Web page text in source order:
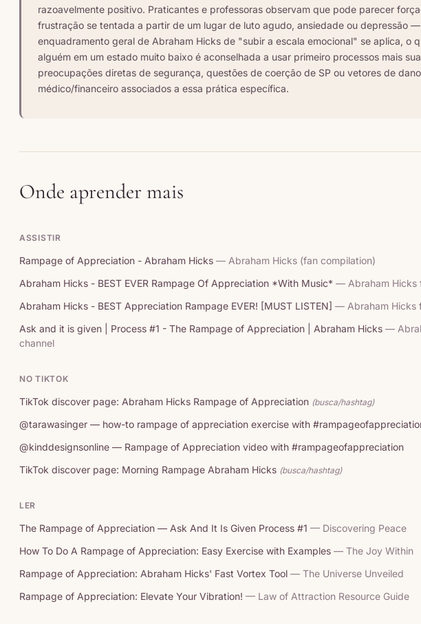
razoavelmente positivo. Praticantes e professoras observam que pode parecer
frustração se tentada a partir de um lugar de luto agudo, ansiedade ou depressão
enquadramento geral de Abraham Hicks de "subir a escala emocional" se aplica, o
alguém em um estado muito baixo é aconselhada a usar primeiro processos mais
preocupações diretas de segurança, questões de coerção de SP ou vetores de dano
médico/financeiro associados a essa prática específica.
Onde aprender mais
ASSISTIR
Rampage of Appreciation - Abraham Hicks — Abraham Hicks (fan compilation)
Abraham Hicks - BEST EVER Rampage Of Appreciation *With Music* — Abraham Hicks
Abraham Hicks - BEST Appreciation Rampage EVER! [MUST LISTEN] — Abraham Hicks
Ask and it is given | Process #1 - The Rampage of Appreciation | Abraham Hicks —
channel
NO TIKTOK
TikTok discover page: Abraham Hicks Rampage of Appreciation (busca/hashtag)
@tarawasinger — how-to rampage of appreciation exercise with
@kinddesignsonline — Rampage of Appreciation video with #rampageofappreciation
TikTok discover page: Morning Rampage Abraham Hicks (busca/hashtag)
LER
The Rampage of Appreciation — Ask And It Is Given Process #1 — Discovering Peace
How To Do A Rampage of Appreciation: Easy Exercise with Examples — The Joy Within
Rampage of Appreciation: Abraham Hicks' Fast Vortex Tool — The Universe Unveiled
Rampage of Appreciation: Elevate Your Vibration! — Law of Attraction Resource Guide